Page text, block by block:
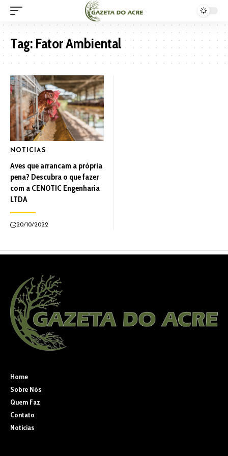
Tag:Fator Ambiental
NOTICIAS
Aves que arrancam a própria
pena? Descubra o que fazer
com a CENOTIC Engenharia
LTDA
20/10/2022
Home
Sobre Nós
Quem Faz
Contato
Noticias